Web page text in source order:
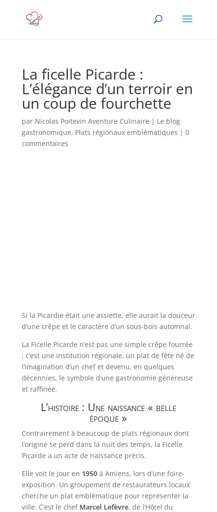
La ficelle Picarde :
L’élégance d’un terroir en
un coup de fourchette
par Nicolas Poitevin Aventure Culinaire | Le blog
gastronomique, Plats régionaux emblématiques | 0
commentaires
Si la Picardie était une assiette, elle aurait la douceur
d’une crêpe et le caractère d’un sous-bois automnal.
La Ficelle Picarde n’est pas une simple crêpe fourrée
; c’est une institution régionale, un plat de fête né de
l’imagination d’un chef et devenu, en quelques
décennies, le symbole d’une gastronomie généreuse
et raffinée.
L’histoire : Une naissance « belle
époque »
Contrairement à beaucoup de plats régionaux dont
l’origine se perd dans la nuit des temps, la Ficelle
Picarde a un acte de naissance précis.
Elle voit le jour en 1950à Amiens, lors d’une foire-
exposition. Un groupement de restaurateurs locaux
cherche un plat emblématique pour représenter la
ville. C’est le chef Marcel Lefèvre, de l’Hôtel du